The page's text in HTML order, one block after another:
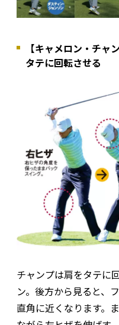
【キャメロン・チャ
タテに回転させる
チャンプは肩をタテに
ン。後方から見ると、
直角に近くなります。